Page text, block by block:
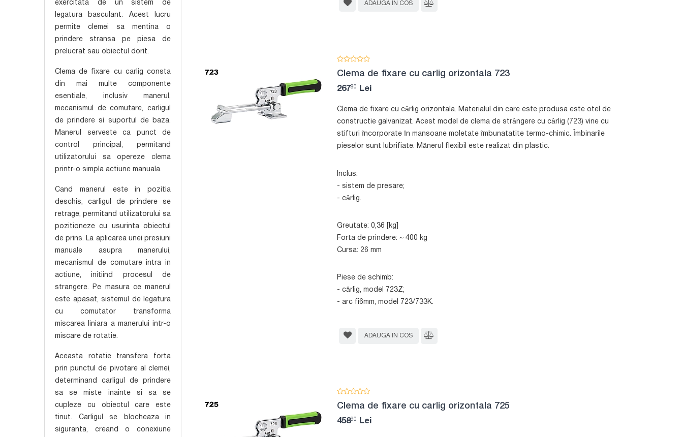
exercitata de un sistem de
legatura basculant. Acest lucru
permite clemei sa mentina o
prindere stransa pe piesa de
prelucrat sau obiectul dorit.
Clema de fixare cu carlig consta
din mai multe componente
esentiale, inclusiv manerul,
mecanismul de comutare, carligul
de prindere si suportul de baza.
Manerul serveste ca punct de
control principal, permitand
utilizatorului sa opereze clema
printr-o simpla actiune manuala.
Cand manerul este in pozitia
deschis, carligul de prindere se
retrage, permitand utilizatorului sa
pozitioneze cu usurinta obiectul
de prins. La aplicarea unei presiuni
manuale asupra manerului,
mecanismul de comutare intra in
actiune, initiind procesul de
strangere. Pe masura ce manerul
este apasat, sistemul de legatura
cu comutator transforma
miscarea liniara a manerului intr-o
miscare de rotatie.
Aceasta rotatie transfera forta
prin punctul de pivotare al clemei,
determinand carligul de prindere
sa se miste inainte si sa se
cupleze cu obiectul care este
tinut. Carligul se blocheaza in
siguranta, creand o conexiune
ADAUGA IN COS
Clema de fixare cu carlig orizontala 723
26780 Lei
Clema de fixare cu cârlig orizontala. Materialul din care este produsa este otel de
constructie galvanizat. Acest model de clema de strângere cu cârlig (723) vine cu
stifturi încorporate în mansoane moletate îmbunatatite termo-chimic. Îmbinarile
pieselor sunt lubrifiate. Mânerul flexibil este realizat din plastic.
Inclus:
- sistem de presare;
- cârlig.
Greutate: 0,36 [kg]
Forta de prindere: ~ 400 kg
Cursa: 26 mm
Piese de schimb:
- cârlig, model 723Z;
- arc fi6mm, model 723/733K.
ADAUGA IN COS
Clema de fixare cu carlig orizontala 725
45890 Lei